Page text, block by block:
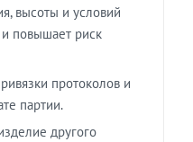
высоты и условий
и повышает риск
протоколов и
партии.
другого